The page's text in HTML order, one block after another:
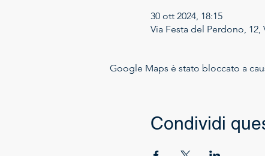
30 ott 2024, 18:15
Via Festa del Perdono, 12,
Google Maps è stato bloccato a
Condividi